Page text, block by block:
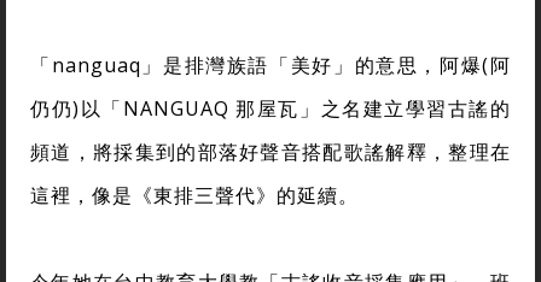
「nanguaq」是排灣族語「美好」的意思，阿爆(阿
仍仍)以「NANGUAQ 那屋瓦」之名建立學習古謠的
頻道，將採集到的部落好聲音搭配歌謠解釋，整理在
這裡，像是《東排三聲代》的延續。